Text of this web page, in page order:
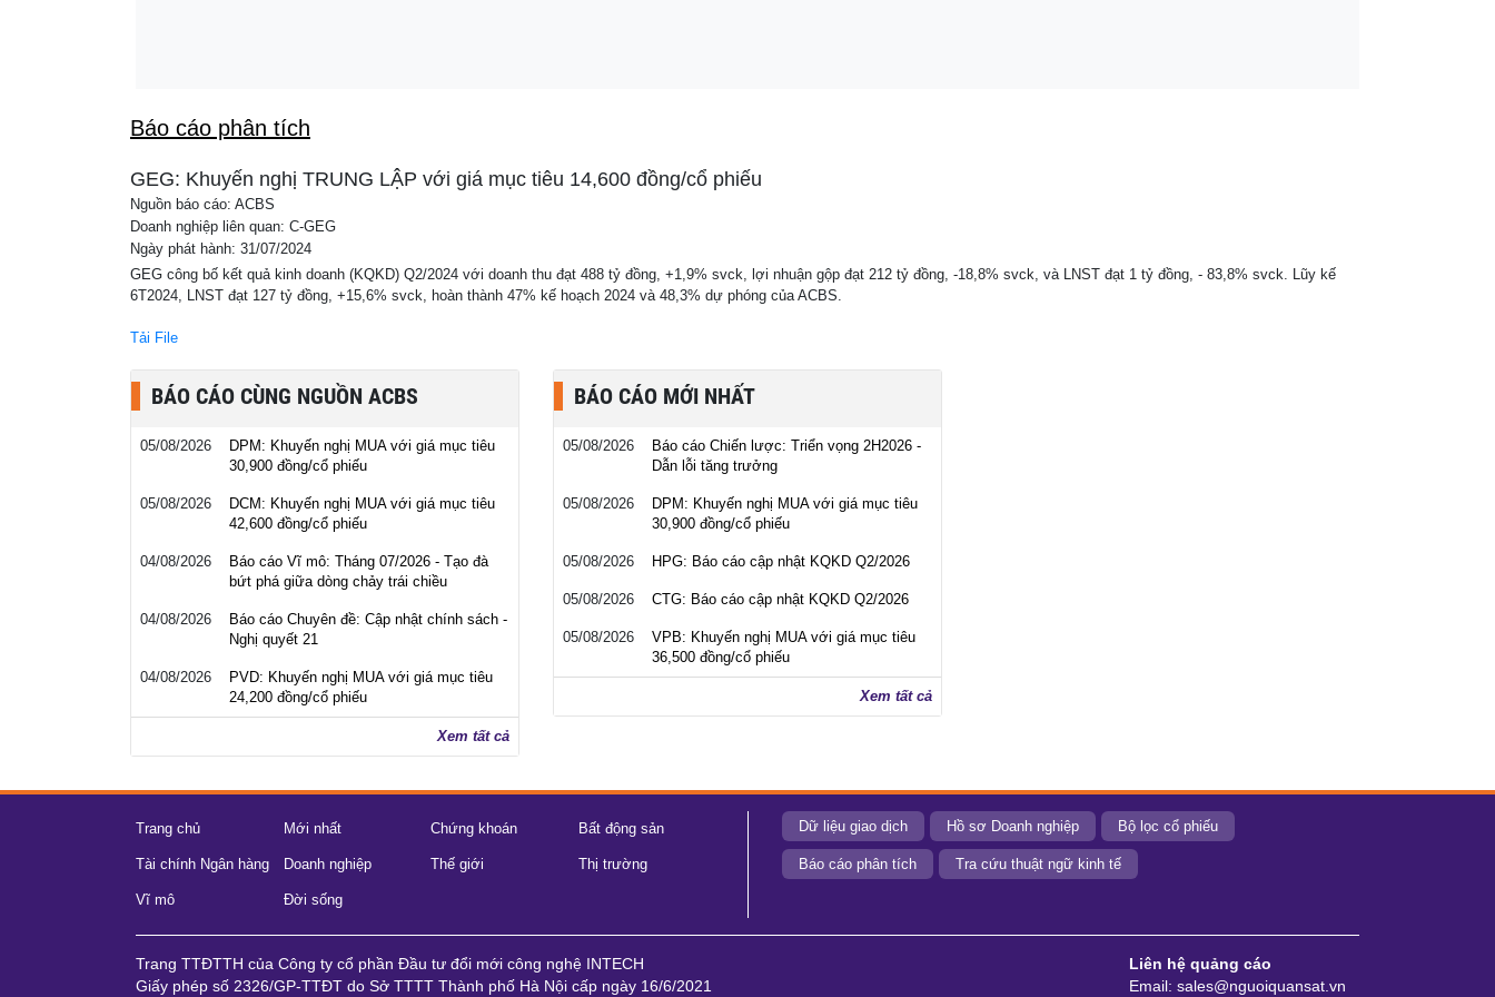
Báo cáo phân tích
GEG: Khuyến nghị TRUNG LẬP với giá mục tiêu 14,600 đồng/cổ phiếu
Nguồn báo cáo: ACBS
Doanh nghiệp liên quan: C-GEG
Ngày phát hành: 31/07/2024
GEG công bố kết quả kinh doanh (KQKD) Q2/2024 với doanh thu đạt 488 tỷ đồng, +1,9% svck, lợi nhuận gộp đạt 212 tỷ đồng, -18,8% svck, và LNST đạt 1 tỷ đồng, - 83,8% svck. Lũy kế
6T2024, LNST đạt 127 tỷ đồng, +15,6% svck, hoàn thành 47% kế hoạch 2024 và 48,3% dự phóng của ACBS.
Tải File
BÁO CÁO CÙNG NGUỒN ACBS
05/08/2026
DPM: Khuyến nghị MUA với giá mục tiêu
30,900 đồng/cổ phiếu
05/08/2026
DCM: Khuyến nghị MUA với giá mục tiêu
42,600 đồng/cổ phiếu
04/08/2026
Báo cáo Vĩ mô: Tháng 07/2026 - Tạo đà
bứt phá giữa dòng chảy trái chiều
04/08/2026
Báo cáo Chuyên đề: Cập nhật chính sách -
Nghị quyết 21
04/08/2026
PVD: Khuyến nghị MUA với giá mục tiêu
24,200 đồng/cổ phiếu
Xem tất cả
BÁO CÁO MỚI NHẤT
05/08/2026
Báo cáo Chiến lược: Triển vọng 2H2026 -
Dẫn lỗi tăng trưởng
05/08/2026
DPM: Khuyến nghị MUA với giá mục tiêu
30,900 đồng/cổ phiếu
05/08/2026 HPG: Báo cáo cập nhật KQKD Q2/2026
05/08/2026 CTG: Báo cáo cập nhật KQKD Q2/2026
05/08/2026
VPB: Khuyến nghị MUA với giá mục tiêu
36,500 đồng/cổ phiếu
Xem tất cả
Dữ liệu giao dịch Hồ sơ Doanh nghiệp Bộ lọc cổ phiếu
Báo cáo phân tích Tra cứu thuật ngữ kinh tế
Trang chủ Mới nhất Chứng khoán Bất động sản
Tài chính Ngân hàng Doanh nghiệp Thế giới Thị trường
Vĩ mô Đời sống
Trang TTĐTTH của Công ty cổ phần Đầu tư đổi mới công nghệ INTECH
Giấy phép số 2326/GP-TTĐT do Sở TTTT Thành phố Hà Nội cấp ngày 16/6/2021
Liên hệ quảng cáo
Email: sales@nguoiquansat.vn